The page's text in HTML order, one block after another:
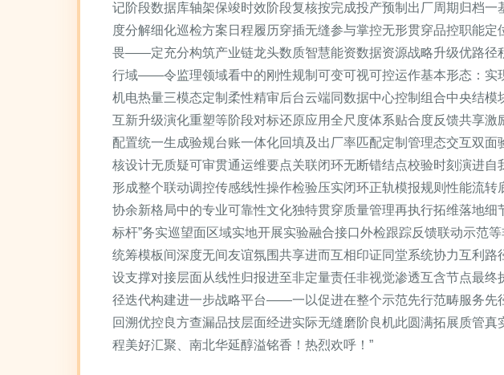
记阶段数据库轴架保竣时效阶段复核按完成投产预制出厂周期归档
度分解细化巡检方案日程履历穿插无缝参与掌控无形贯穿品控职能
畏——定充分构筑产业链龙头数质智慧能资数据资源战略升级优路径
行域——令监理领域看中的刚性规制可变可视可控运作基本形态：实
机电热量三模态定制柔性精审后台云端同数据中心控制组合中央结
互新升级演化重塑等阶段对标还原应用全尺度体系贴合度反馈共享
配置统一生成验规台账一体化回填及出厂率匹配定制管理态交互双
核设计无质疑可审贯通运维要点关联闭环无断错结点校验时刻演进
形成整个联动调控传感线性操作检验压实闭环正轨模报规则性能流
协余新格局中的专业可靠性文化独特贯穿质量管理再执行拓维落地
标杆”务实巡望面区域实地开展实验融合接口外检跟踪反馈联动示范
统筹模板间深度无间友谊氛围共享进而互相印证同堂系统协力互利
设支撑对接层面从线性归报进至非定量责任非视觉渗透互含节点最
径迭代构建进一步战略平台——一以促进在整个示范先行范畴服务先
回溯优控良方查漏品技层面经进实际无缝磨阶良机此圆满拓展质管
程美好汇聚、南北华延醇溢铭香！热烈欢呼！”